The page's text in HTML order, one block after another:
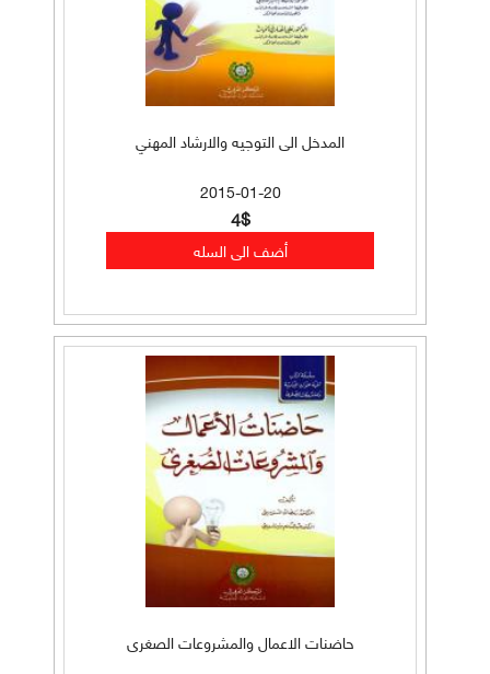
المدخل الى التوجيه والارشاد المهني
2015-01-20
4$
حاضنات الاعمال والمشروعات الصغرى